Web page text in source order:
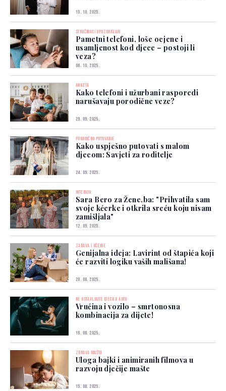
15. 10. 2025.
STRUČNJACI UPOZORAVAJU
Pametni telefoni, loše ocjene i
usamljenost kod djece – postoji li
veza?
06. 10. 2025.
ANKETA
Kako telefoni i užurbani rasporedi
narušavaju porodične veze?
29. 09. 2025.
PORODIČNO PUTOVANJE
Kako uspješno putovati s malom
djecom: Savjeti za roditelje
24. 09. 2025.
INTERVJU
Sara Bero za Žene.ba: "Prihvatila sam
svoje kćerke i otkrila sreću koju nisam
zamišljala"
12. 09. 2025.
ZABAVA I UČENJE
Genijalna ideja: Lavirint od štapića koji
će razviti logiku vaših mališana!
20. 08. 2025.
NE OSTAVLJAJTE DJECU U AUTU
Vrućina i vozilo – smrtonosna
kombinacija za dijete!
16. 08. 2025.
ZDRAVA MAŠTA
Uloga bajki i animiranih filmova u
razvoju dječije mašte
15. 08. 2025.